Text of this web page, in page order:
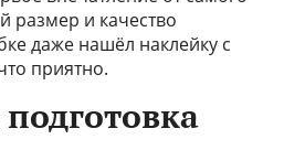
размер и качество
даже нашёл наклейку с
приятно.